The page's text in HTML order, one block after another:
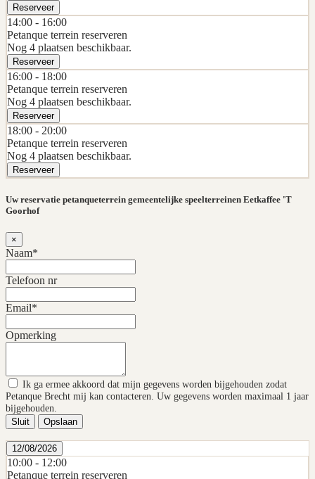
Reserveer
14:00 - 16:00
Petanque terrein reserveren
Nog 4 plaatsen beschikbaar.
Reserveer
16:00 - 18:00
Petanque terrein reserveren
Nog 4 plaatsen beschikbaar.
Reserveer
18:00 - 20:00
Petanque terrein reserveren
Nog 4 plaatsen beschikbaar.
Reserveer
Uw reservatie petanqueterrein gemeentelijke speelterreinen Eetkaffee 'T
Goorhof
×
Naam*
Telefoon nr
Email*
Opmerking
Ik ga ermee akkoord dat mijn gegevens worden bijgehouden zodat
Petanque Brecht mij kan contacteren. Uw gegevens worden maximaal 1 jaar
bijgehouden.
Sluit Opslaan
12/08/2026
10:00 - 12:00
Petanque terrein reserveren